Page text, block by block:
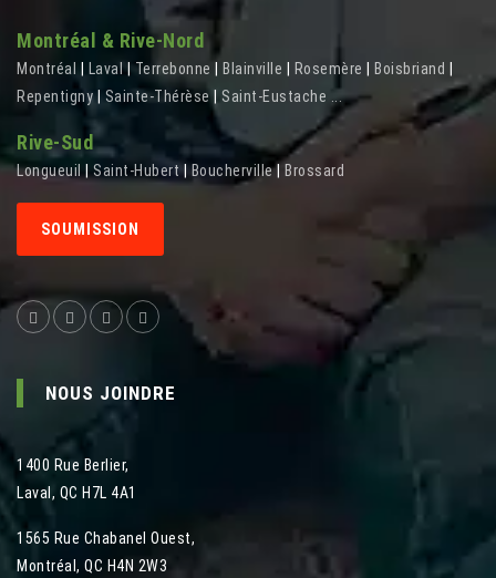
Montréal & Rive-Nord
Montréal Laval|Terrebonne Blainville Rosemère Boisbriand
Repentigny| Sainte-Thérèse Saint-Eustache ...
Rive-Sud
Longueuil Saint-Hubert Boucherville| Brossard
SOUMISSION
NOUS JOINDRE
1400 Rue Berlier,
Laval , QC H7L 4A1
1565 Rue Chabanel Ouest,
Montréal , QC H4N 2W3